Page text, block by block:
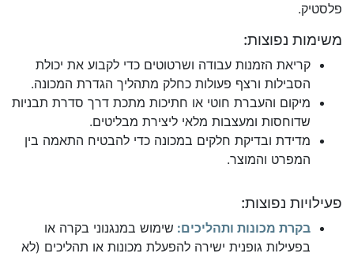
פלסטיק.
משימות נפוצות:
קריאת הזמנות עבודה ושרטוטים כדי לקבוע את יכולת
הסבילות ורצף פעולות כחלק מתהליך הגדרת המכונה.
מיקום והעברת חוטי או חתיכות מתכת דרך סדרת תבניות
שדוחסות ומעצבות מלאי ליצירת מבליטים.
מדידת ובדיקת חלקים במכונה כדי להבטיח התאמה בין
המפרט והמוצר.
פעילויות נפוצות:
בקרת מכונות ותהליכים: שימוש במנגנוני בקרה או
בפעילות גופנית ישירה להפעלת מכונות או תהליכים (לא